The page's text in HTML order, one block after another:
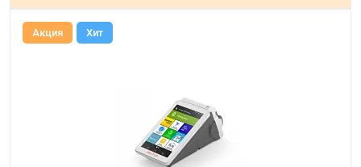
Акция Хит